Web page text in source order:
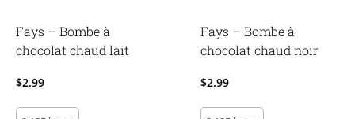
Fays – Bombe à
chocolat chaud lait
$2.99
Fays – Bombe à
chocolat chaud noir
$2.99